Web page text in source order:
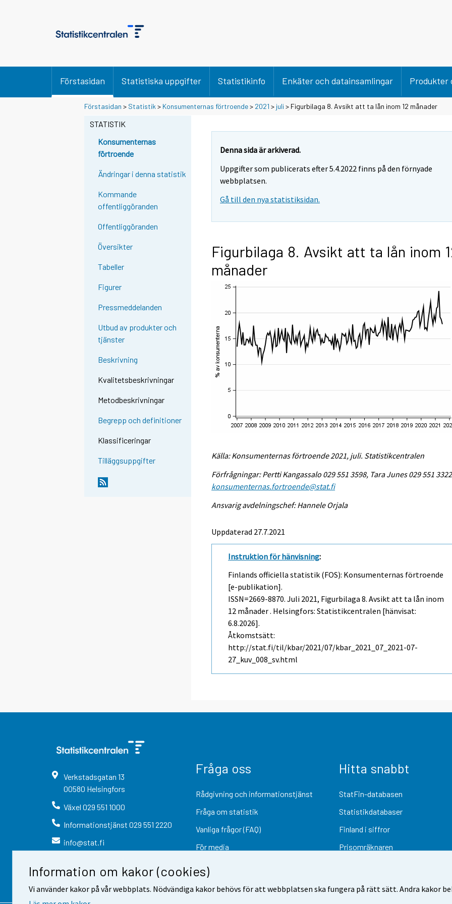
Information om kakor (cookies)
Vi använder kakor på vår webbplats. Nödvändiga kakor behövs för att webbplatsen ska fungera på rätt sätt. Andra kakor
Förstasidan Statistiska uppgifter Statistikinfo Enkäter och datainsamlingar Produkter
Förstasidan > Statistik > Konsumenternas förtroende> 2021 > juli > Figurbilaga 8. Avsikt att ta lån inom 12 månader
STATISTIK
Konsumenternas
förtroende
Ändringar i denna statistik
Kommande
offentliggöranden
Offentliggöranden
Översikter
Tabeller
Figurer
Pressmeddelanden
Utbud av produkter och
tjänster
Beskrivning
Kvalitetsbeskrivningar
Metodbeskrivningar
Begrepp och definitioner
Klassificeringar
Tilläggsuppgifter
Denna sida är arkiverad.
Uppgifter som publicerats efter 5.4.2022 finns på den förnyade
webbplatsen.
Gå till den nya statistiksidan.
Figurbilaga 8. Avsikt att ta lån inom
månader
Källa: Konsumenternas förtroende 2021, juli. Statistikcentralen
Förfrågningar: Pertti Kangassalo 029 551 3598, Tara Junes 029 551
konsumenternas.fortroende@stat.fi
Ansvarig avdelningschef: Hannele Orjala
Uppdaterad 27.7.2021
Instruktion för hänvisning:
Finlands officiella statistik (FOS): Konsumenternas förtroende
[e-publikation].
ISSN=2669-8870.Juli 2021, Figurbilaga 8. Avsikt att ta lån inom
12 månader . Helsingfors: Statistikcentralen [hänvisat:
6.8.2026].
Åtkomstsätt:
http://stat.fi/til/kbar/2021/07/kbar_2021_07_2021-07-
27_kuv_008_sv.html
Verkstadsgatan 13
00580 Helsingfors
Växel 029 551 1000
Informationstjänst 029 551 2220
info@stat.fi
Fråga oss
Rådgivning och informationstjänst
Fråga om statistik
Vanliga frågor (FAQ)
För media
Hitta snabbt
StatFin-databasen
Statistikdatabaser
Finland i siffror
Prisomräknaren